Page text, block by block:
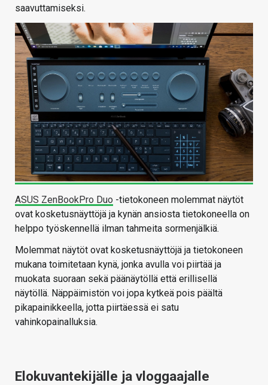
saavuttamiseksi.
ASUS ZenBookPro Duo -tietokoneen molemmat näytöt
ovat kosketusnäyttöjä ja kynän ansiosta tietokoneella on
helppo työskennellä ilman tahmeita sormenjälkiä.
Molemmat näytöt ovat kosketusnäyttöjä ja tietokoneen
mukana toimitetaan kynä, jonka avulla voi piirtää ja
muokata suoraan sekä päänäytöllä että erillisellä
näytöllä. Näppäimistön voi jopa kytkeä pois päältä
pikapainikkeella, jotta piirtäessä ei satu
vahinkopainalluksia.
Elokuvantekijälle ja vloggaajalle